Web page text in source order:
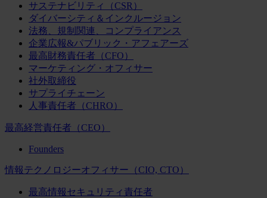
サステナビリティ（CSR）
ダイバーシティ＆インクルージョン
法務、規制関連、コンプライアンス
企業広報&パブリック・アフェアーズ
最高財務責任者（CFO）
マーケティング・オフィサー
社外取締役
サプライチェーン
人事責任者（CHRO）
最高経営責任者（CEO）
Founders
情報テクノロジーオフィサー（CIO, CTO）
最高情報セキュリティ責任者